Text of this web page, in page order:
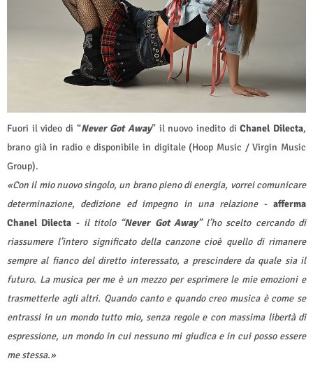
Fuori il video di “Never Got Away” il nuovo inedito diChanel Dilecta,
brano già in radio e disponibile in digitale (Hoop Music / Virgin Music
Group).
«Con il mio nuovo singolo, un brano pieno di energia, vorrei comunicare
determinazione, dedizione ed impegno in una relazione- afferma
Chanel Dilecta - il titolo “Never Got Away” l’ho scelto cercando di
riassumere l’intero significato della canzone cioè quello di rimanere
sempre al fianco del diretto interessato, a prescindere da quale sia il
futuro. La musica per me è un mezzo per esprimere le mie emozioni e
trasmetterle agli altri. Quando canto e quando creo musica è come se
entrassi in un mondo tutto mio, senza regole e con massima libertà di
espressione, un mondo in cui nessuno mi giudica e in cui posso essere
me stessa.»